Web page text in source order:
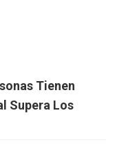
Tienen
Supera Los